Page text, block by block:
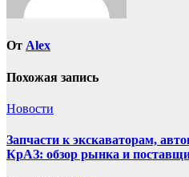
От Alex
Похожая запись
Новости
Запчасти к экскаваторам,
КрАЗ: обзор рынка и